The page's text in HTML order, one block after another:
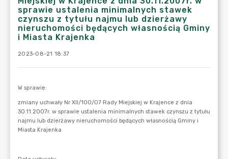
sprawie ustalenia minimalnych stawek
czynszu z tytułu najmu lub dzierżawy
nieruchomości będących własnością Gminy
i Miasta Krajenka
2023-08-21 18:37